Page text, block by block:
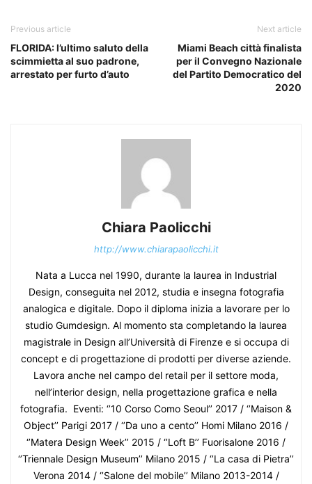
Previous article
FLORIDA: l’ultimo saluto della
scimmietta al suo padrone,
arrestato per furto d’auto
Next article
Miami Beach città finalista
per il Convegno Nazionale
del Partito Democratico del
2020
Chiara Paolicchi
http://www.chiarapaolicchi.it
Nata a Lucca nel 1990, durante la laurea in Industrial
Design, conseguita nel 2012, studia e insegna fotografia
analogica e digitale. Dopo il diploma inizia a lavorare per lo
studio Gumdesign. Al momento sta completando la laurea
magistrale in Design all’Università di Firenze e si occupa di
concept e di progettazione di prodotti per diverse aziende.
Lavora anche nel campo del retail per il settore moda,
nell’interior design, nella progettazione grafica e nella
fotografia. Eventi: ‘’10 Corso Como Seoul’’ 2017 / ‘’Maison &
Object’’ Parigi 2017 / ‘’Da uno a cento’’ Homi Milano 2016 /
‘’Matera Design Week’’ 2015 / ‘’Loft B’’ Fuorisalone 2016 /
‘’Triennale Design Museum’’ Milano 2015 / ‘’La casa di Pietra’’
Verona 2014 / ‘’Salone del mobile’’ Milano 2013-2014 /